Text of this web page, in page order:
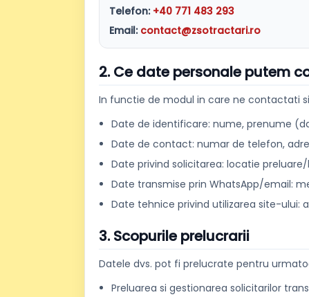
Telefon: +40 771 483 293
Email: contact@zsotractari.ro
2. Ce date personale putem
In functie de modul in care ne contactati
Date de identificare: nume, prenume
Date de contact: numar de telefon,
Date privind solicitarea: locatie
Date transmise prin WhatsApp/email:
Date tehnice privind utilizarea site-ului:
3. Scopurile prelucrarii
Datele dvs. pot fi prelucrate pentru
Preluarea si gestionarea solicitarilor